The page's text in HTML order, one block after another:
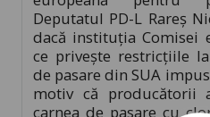
Deputatul PD-L Rareş
dacă instituţia Comisei
ce priveşte restricţiile
de pasare din SUA
motiv că producătorii
carnea de pasare cu